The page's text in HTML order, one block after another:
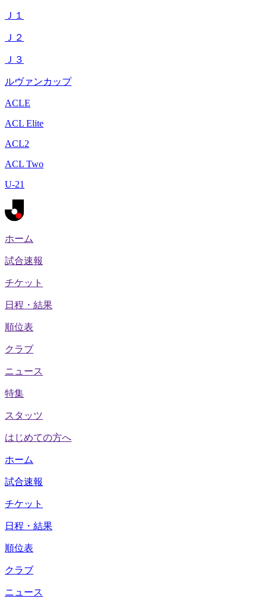
Ｊ１
Ｊ２
Ｊ３
ルヴァンカップ
ACLE
ACL Elite
ACL2
ACL Two
U-21
ホーム
試合速報
チケット
日程・結果
順位表
クラブ
ニュース
特集
スタッツ
はじめての方へ
ホーム
試合速報
チケット
日程・結果
順位表
クラブ
ニュース